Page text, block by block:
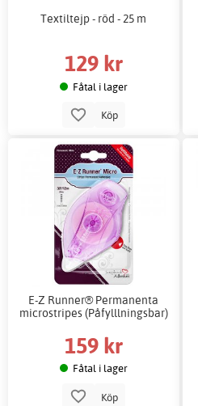
Textiltejp - röd - 25 m
129 kr
Fåtal i lager
Köp
E-Z Runner® Permanenta
microstripes (Påfylllningsbar)
159 kr
Fåtal i lager
Köp